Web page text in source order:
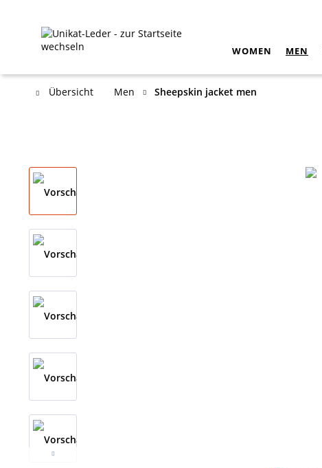
WOMEN MEN
Übersicht Men Sheepskin jacket men